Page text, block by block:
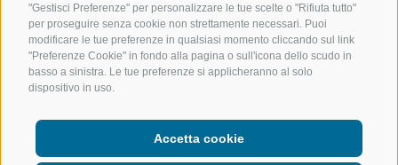
"Gestisci Preferenze" per personalizzare le tue scelte o "Rifiuta tutto"
per proseguire senza cookie non strettamente necessari. Puoi
modificare le tue preferenze in qualsiasi momento cliccando sul link
"Preferenze Cookie" in fondo alla pagina o sull'icona dello scudo in
basso a sinistra. Le tue preferenze si applicheranno al solo
dispositivo in uso.
Accetta cookie
Credits CGV Mappa del sito
Newsletter
Cookie Policy
Privacy